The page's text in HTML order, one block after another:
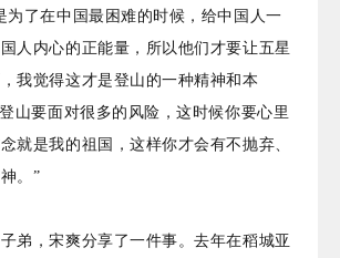
为了在中国最困难的时候，给中国人一
人内心的正能量，所以他们才要让五星
我觉得这才是登山的一种精神和本
山要面对很多的风险，这时候你要心里
就是我的祖国，这样你才会有不抛弃、
。”
弟，宋爽分享了一件事。去年在稻城亚